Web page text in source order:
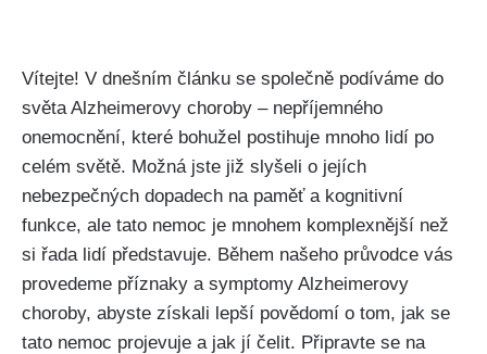
Vítejte! V dnešním článku se společně podíváme do
světa Alzheimerovy choroby – nepříjemného
onemocnění, které bohužel postihuje mnoho lidí po
celém světě. Možná jste již slyšeli o jejích
nebezpečných dopadech na paměť a kognitivní
funkce, ale tato nemoc je mnohem komplexnější než
si řada lidí představuje. Během našeho průvodce vás
provedeme příznaky a symptomy Alzheimerovy
choroby, abyste získali lepší povědomí o tom, jak se
tato nemoc projevuje a jak jí čelit. Připravte se na